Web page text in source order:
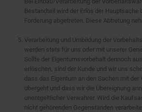
Bestandteil wird der Erlös der Hauptsache
Forderung abgetreten. Diese Abtretung
Verarbeitung und Umbildung der
werden stets für uns oder mit unserer
Sollte der Eigentumsvorbehalt dennoch
erlöschen, sind der Kunde und wir uns
dass das Eigentum an den Sachen mit der
übergeht und dass wir die Übereignung
unentgeltlicher Verwahrer. Wird die
nicht gehörenden Gegenständen